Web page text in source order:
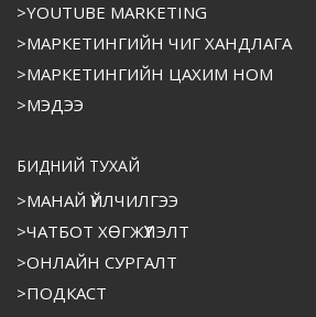
>YOUTUBE MARKETING
>МАРКЕТИНГИЙН ЧИГ ХАНДЛАГА
>МАРКЕТИНГИЙН ЦАХИМ НОМ
>МЭДЭЭ
БИДНИЙ ТУХАЙ
>МАНАЙ ҮЙЛЧИЛГЭЭ
>ЧАТБОТ ХӨГЖҮҮЛЭЛТ
>ОНЛАЙН СУРГАЛТ
>ПОДКАСТ